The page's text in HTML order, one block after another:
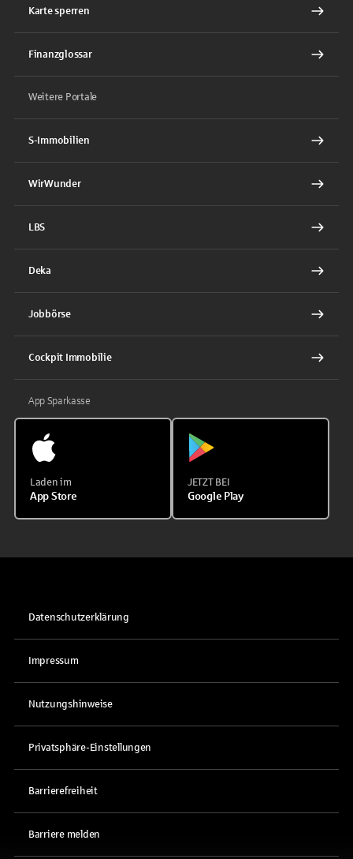
Karte sperren
Finanzglossar
Weitere Portale
S-Immobilien
WirWunder
LBS
Deka
Jobbörse
Cockpit Immobilie
App Sparkasse
Laden im
App Store
JETZT BEI
Google Play
Datenschutzerklärung
Impressum
Nutzungshinweise
Privatsphäre-Einstellungen
Barrierefreiheit
Barriere melden